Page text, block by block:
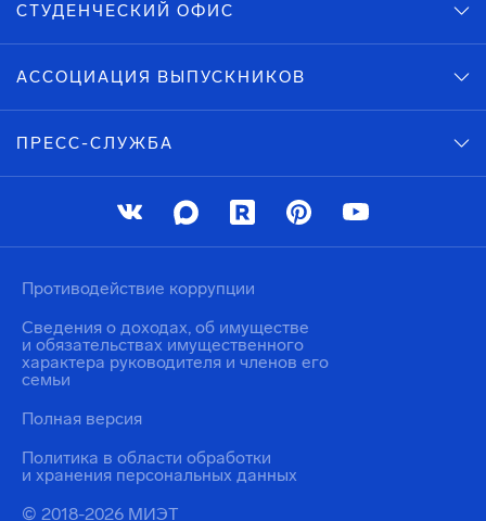
СТУДЕНЧЕСКИЙ ОФИС
АССОЦИАЦИЯ ВЫПУСКНИКОВ
ПРЕСС-СЛУЖБА
© 2018-2026 МИЭТ
Политика в области обработки
и хранения персональных данных
Противодействие коррупции
Сведения о доходах, об имуществе
и обязательствах имущественного
характера руководителя и членов его
семьи
Полная версия